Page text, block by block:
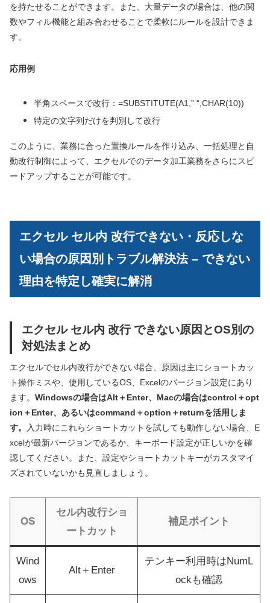
を持たせることができます。また、大量データの場合は、他の関
数やフィル機能と組み合わせることで柔軟にルールを設計できま
す。
応用例
半角スペースで改行：=SUBSTITUTE(A1,” “,CHAR(10))
特定の文字列だけを判別して改行
このように、業務に合った置換ルールを作り込み、一括処理と自
動改行制御によって、エクセルでのデータ加工業務をさらにスピ
ードアップすることが可能です。
エクセル セル内 改行できない・反応しな
い場合の原因別トラブル解決法 – できない
理由を特定し確実に解消
エクセル セル内 改行 できない原因とOS別の
対処法まとめ
エクセルでセル内改行ができない場合、原因は主にショートカッ
ト操作ミスや、使用しているOS、Excelのバージョン設定にあり
ます。 Windowsの場合はAlt＋Enter、Macの場合はcontrol＋opt
ion＋Enter、あるいはcommand＋option＋returnを活用しま
す。
入力時にこれらショートカットを試しても動作しない場合、E
xcelが最新バージョンであるか、キーボード設定が正しいかを確
認してください。また、設定やショートカットキーがカスタマイ
ズされていないかも見直しましょう。
OS
セル内改行ショ
ートカット
補足ポイント
Wind
ows
Alt＋Enter
テンキー利用時はNumL
ockも確認